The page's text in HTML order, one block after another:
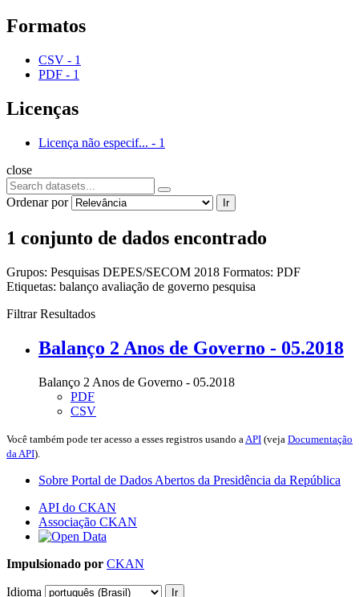
Formatos
CSV - 1
PDF - 1
Licenças
Licença não especif... - 1
close
Ordenar por Ir
1 conjunto de dados encontrado
Grupos: Pesquisas DEPES/SECOM 2018 Formatos: PDF
Etiquetas: balanço avaliação de governo pesquisa
Filtrar Resultados
Balanço 2 Anos de Governo - 05.2018
Balanço 2 Anos de Governo - 05.2018
PDF
CSV
Você também pode ter acesso a esses registros usando a API (veja Documentação
da API).
Sobre Portal de Dados Abertos da Presidência da República
API do CKAN
Associação CKAN
Impulsionado por CKAN
Idioma Ir